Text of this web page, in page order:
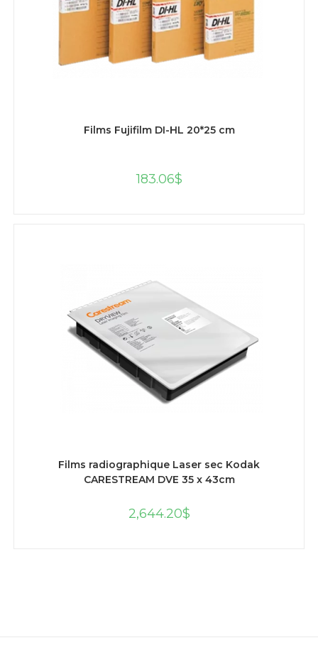
Films Fujifilm DI-HL 20*25 cm
183.06$
Films radiographique Laser sec Kodak
CARESTREAM DVE 35 x 43cm
2,644.20$